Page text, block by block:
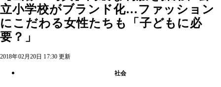
立小学校がブランド化…ファッション
にこだわる女性たちも「子どもに必
要？」
2018年02月20日 17:30 更新
社会